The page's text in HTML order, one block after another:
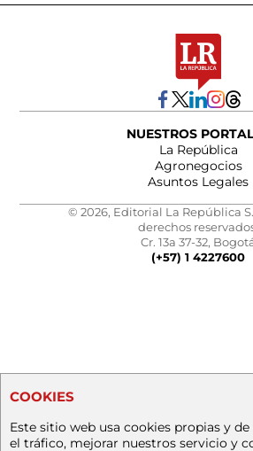
NUESTROS
La República
Agronegocios
Asuntos Legales
© 2026, Editorial La República
derechos
Cr. 13a 37-32,
(+57) 1 4227600
COOKIES
Este sitio web usa cookies propias y
el tráfico, mejorar nuestros servicio y